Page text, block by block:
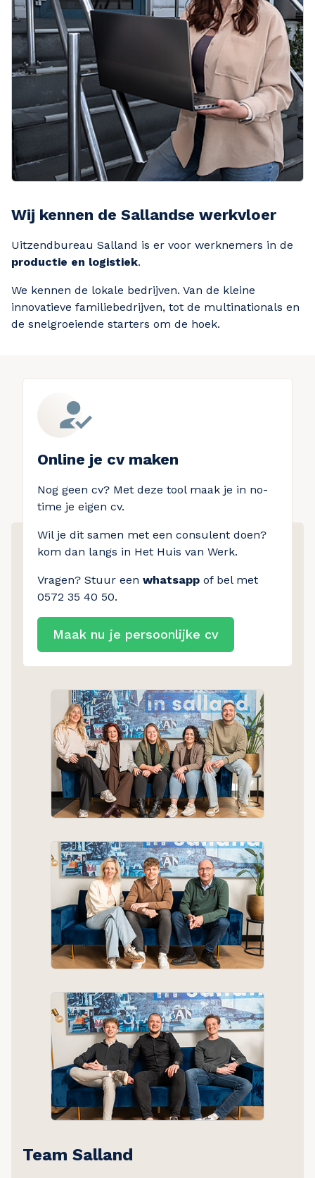
Wij kennen de Sallandse werkvloer
Uitzendbureau Salland is er voor werknemers in de
productie en logistiek.
We kennen de lokale bedrijven. Van de kleine
innovatieve familiebedrijven, tot de multinationals en
de snelgroeiende starters om de hoek.
Online je cv maken
Nog geen cv? Met deze tool maak je in no-
time je eigen cv.
Wil je dit samen met een consulent doen?
kom dan langs in Het Huis van Werk.
Vragen? Stuur een whatsapp of bel met
0572 35 40 50.
Maak nu je persoonlijke cv
Team Salland